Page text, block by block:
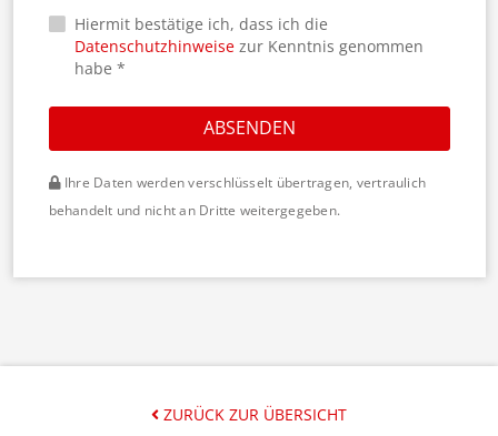
Hiermit bestätige ich, dass ich die
Datenschutzhinweisezur Kenntnis genommen
habe *
ABSENDEN
Ihre Daten werden verschlüsselt übertragen, vertraulich
behandelt und nicht an Dritte weitergegeben.
ZURÜCK ZUR ÜBERSICHT